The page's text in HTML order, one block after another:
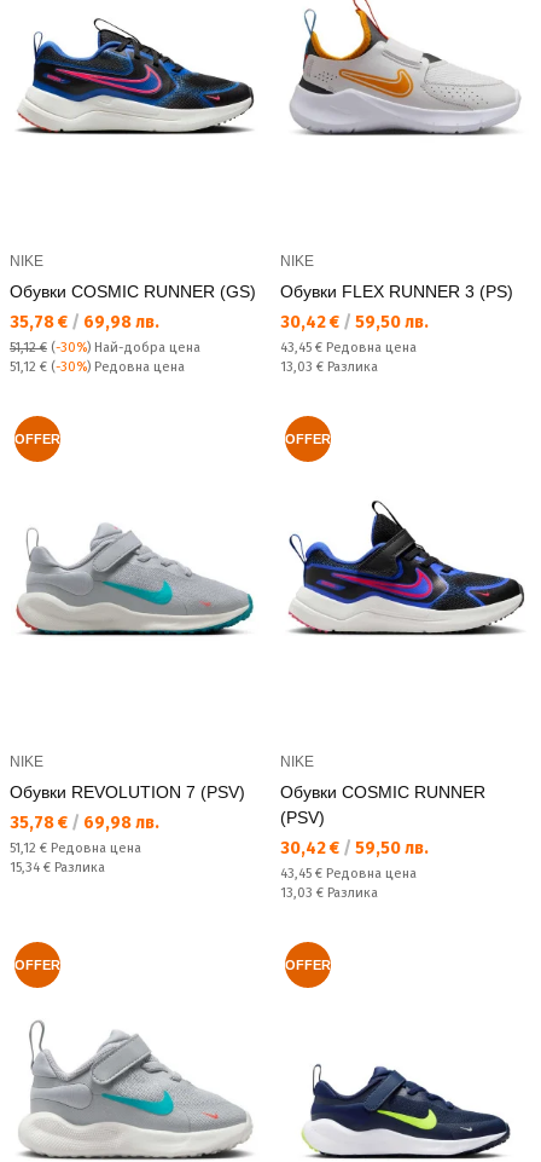
NIKE
Обувки COSMIC RUNNER (GS)
Текуща цена:
35,78 € / 69,98 лв.
51,12 € (-30%) Най-добра цена
Редовна цена:
51,12 € (-30%) Редовна цена
NIKE
Обувки FLEX RUNNER 3 (PS)
Текуща цена:
30,42 € / 59,50 лв.
Редовна цена:
43,45 € Редовна цена
Спестявате:
13,03 € Разлика
OFFER
NIKE
Обувки REVOLUTION 7 (PSV)
Текуща цена:
35,78 € / 69,98 лв.
Редовна цена:
51,12 € Редовна цена
Спестявате:
15,34 € Разлика
OFFER
NIKE
Обувки COSMIC RUNNER
(PSV)
Текуща цена:
30,42 € / 59,50 лв.
Редовна цена:
43,45 € Редовна цена
Спестявате:
13,03 € Разлика
OFFER OFFER